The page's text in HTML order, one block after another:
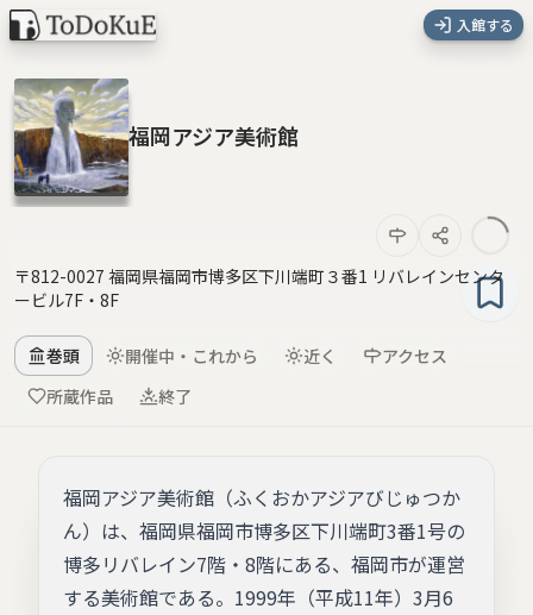
入館する
福岡アジア美術館
〒812-0027 福岡県福岡市博多区下川端町３番1 リバレインセンタ
ービル7F・8F
巻頭 開催中・これから 近く
アクセス
所蔵作品
終了
福岡アジア美術館（ふくおかアジアびじゅつか
ん）は、福岡県福岡市博多区下川端町3番1号の
博多リバレイン7階・8階にある、福岡市が運営
する美術館である。1999年（平成11年）3月6